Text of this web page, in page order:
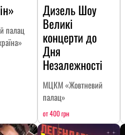
палац
Дизель Шоу
Великі
концерти до
Дня
Незалежності
МЦКМ «Жовтневий
палац»
от 400 грн